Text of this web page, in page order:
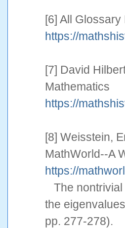
[6] All
https://
[7] David
Mathematics
https://
[8] Weisstein,
MathWorld--A
https://
The nontrivial
the
pp. 277-278).